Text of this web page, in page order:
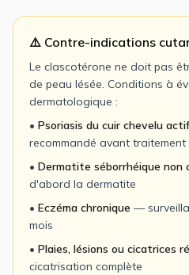
⚠️ Contre-indications
Le clascotérone ne doit pas
de peau lésée. Conditions à
dermatologique :
• Psoriasis du cuir chevelu actif
recommandé avant traitement
• Dermatite séborrhéique non
d'abord la dermatite
• Eczéma chronique —
mois
• Plaies, lésions ou cicatrices
cicatrisation complète